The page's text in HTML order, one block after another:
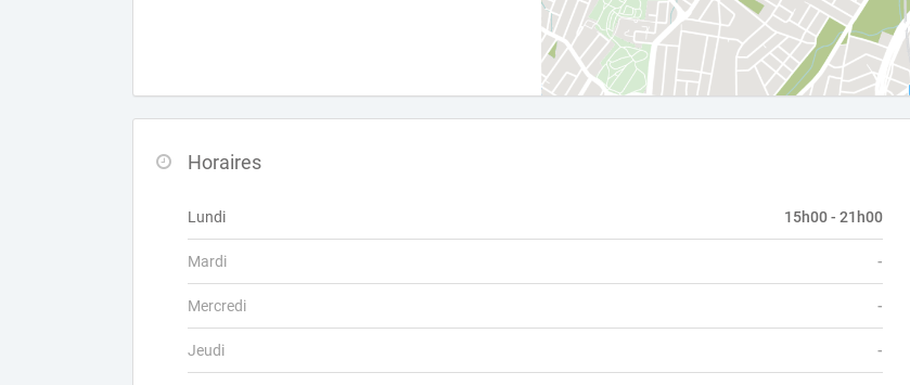
Horaires
Lundi 15h00 - 21h00
Mardi -
Mercredi -
Jeudi -